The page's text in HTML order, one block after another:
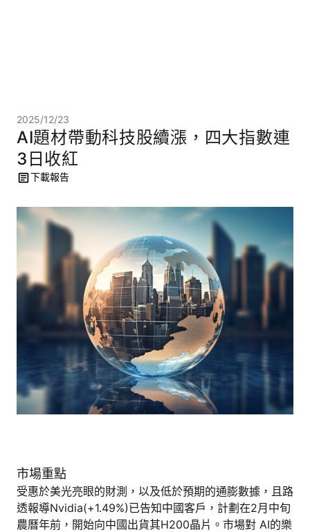
2025/12/23
AI題材帶動科技股續漲，四大指數連
3日收紅
下載報告
市場重點
受惠於美光亮眼的財測，以及低於預期的通膨數據，且路
透報導Nvidia(+1.49%)已告知中國客戶，計劃在2月中旬
農曆年前，開始向中國出貨其H200晶片。市場對 AI的樂